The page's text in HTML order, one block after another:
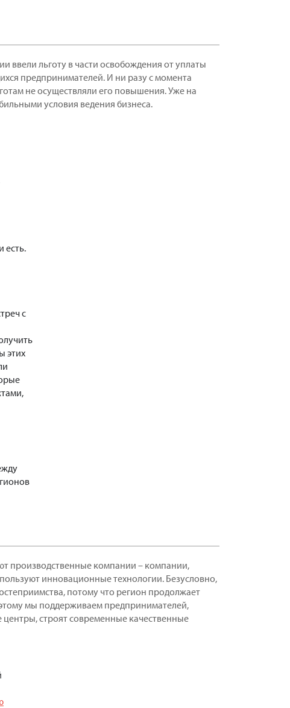
льготу в части освобождения от уплаты
предпринимателей. И ни разу с момента
не осуществляли его повышения. Уже на
условия ведения бизнеса.
есть.
с
этих
производственные компании – компании,
инновационные технологии. Безусловно,
потому что регион продолжает
мы поддерживаем предпринимателей,
строят современные качественные